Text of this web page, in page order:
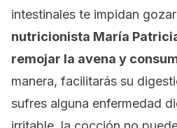
intestinales te impidan
nutricionista María
remojar la avena y
manera, facilitarás su
sufres alguna enfermedad